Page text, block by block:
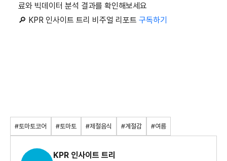
료와 빅데이터 분석 결과를 확인해보세요
🔎 KPR 인사이트 트리 비주얼 리포트 구독하기
#토마토코어 #토마토 #제철음식 #계절감 #여름
KPR 인사이트 트리